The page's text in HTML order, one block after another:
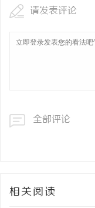
请发表评论
全部评论
相关阅读